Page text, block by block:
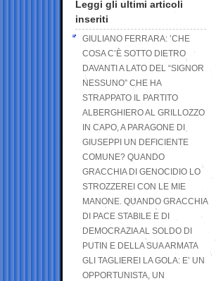
Leggi gli ultimi articoli
inseriti
GIULIANO FERRARA: ’CHE
COSA C’È SOTTO DIETRO
DAVANTI A LATO DEL “SIGNOR
NESSUNO” CHE HA
STRAPPATO IL PARTITO
ALBERGHIERO AL GRILLOZZO
IN CAPO, A PARAGONE DI
GIUSEPPI UN DEFICIENTE
COMUNE? QUANDO
GRACCHIA DI GENOCIDIO LO
STROZZEREI CON LE MIE
MANONE. QUANDO GRACCHIA
DI PACE STABILE E DI
DEMOCRAZIA AL SOLDO DI
PUTIN E DELLA SUA ARMATA
GLI TAGLIEREI LA GOLA: E’ UN
OPPORTUNISTA, UN